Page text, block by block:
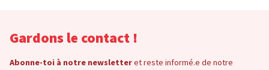
Gardons le contact !
Abonne-toi à notre newsletteret reste informé.e de notre